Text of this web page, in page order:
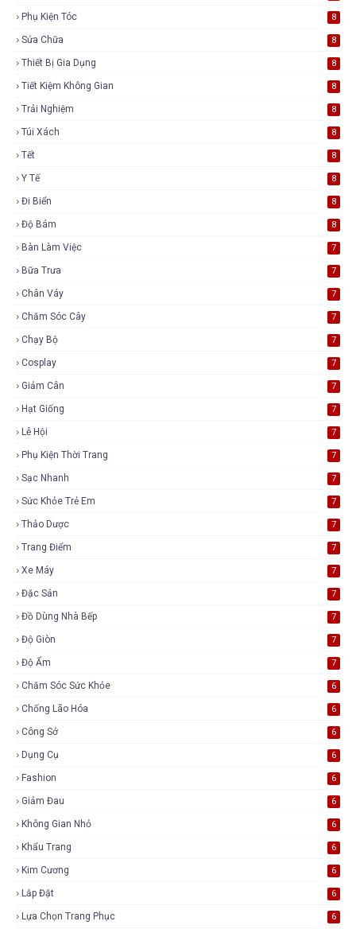
Phụ Kiện Tóc 8
Sửa Chữa 8
Thiết Bị Gia Dụng 8
Tiết Kiệm Không Gian 8
Trải Nghiệm 8
Túi Xách 8
Tết 8
Y Tế 8
Đi Biển 8
Độ Bám 8
Bàn Làm Việc 7
Bữa Trưa 7
Chân Váy 7
Chăm Sóc Cây 7
Chạy Bộ 7
Cosplay 7
Giảm Cân 7
Hạt Giống 7
Lễ Hội 7
Phụ Kiện Thời Trang 7
Sạc Nhanh 7
Sức Khỏe Trẻ Em 7
Thảo Dược 7
Trang Điểm 7
Xe Máy 7
Đặc Sản 7
Đồ Dùng Nhà Bếp 7
Độ Giòn 7
Độ Ẩm 7
Chăm Sóc Sức Khỏe 6
Chống Lão Hóa 6
Công Sở 6
Dụng Cụ 6
Fashion 6
Giảm Đau 6
Không Gian Nhỏ 6
Khẩu Trang 6
Kim Cương 6
Lắp Đặt 6
Lựa Chọn Trang Phục 6